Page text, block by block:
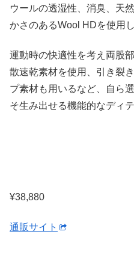
ウールの透湿性、消臭、天
かさのあるWool HDを使用
運動時の快適性を考え両股
散速乾素材を使用、引き裂
プ素材も用いるなど、自ら
そ生み出せる機能的なディ
¥38,880
通販サイト